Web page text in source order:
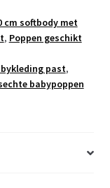
cm softbody met
, Poppen geschikt
past,
babypoppen